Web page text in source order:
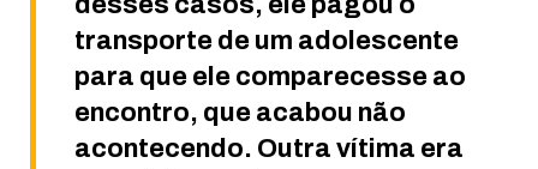
transporte de um adolescente
para que ele comparecesse ao
encontro, que acabou não
acontecendo. Outra vítima era